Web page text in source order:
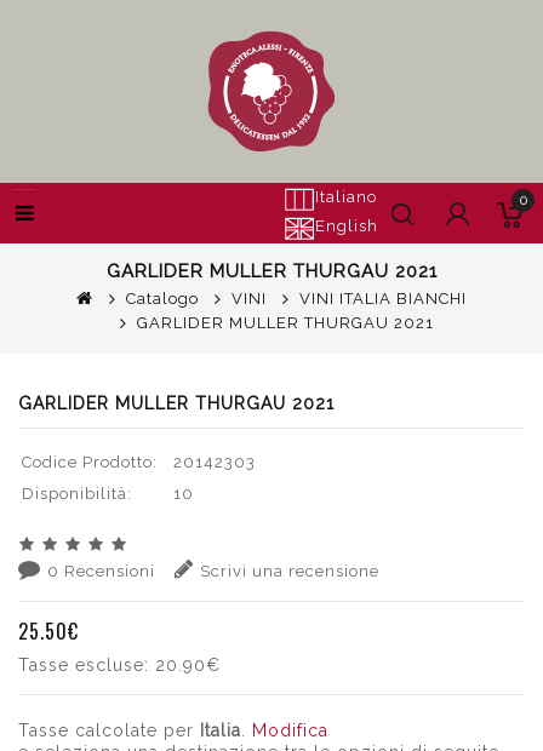
Italiano
English
0
GARLIDER MULLER THURGAU 2021
Catalogo VINI
VINI ITALIA BIANCHI
GARLIDER MULLER THURGAU 2021
GARLIDER MULLER THURGAU 2021
Codice Prodotto:
20142303
Disponibilità:
10
0 Recensioni Scrivi una recensione
25.50€
Tasse escluse: 20.90€
Tasse calcolate per Italia
Modifica